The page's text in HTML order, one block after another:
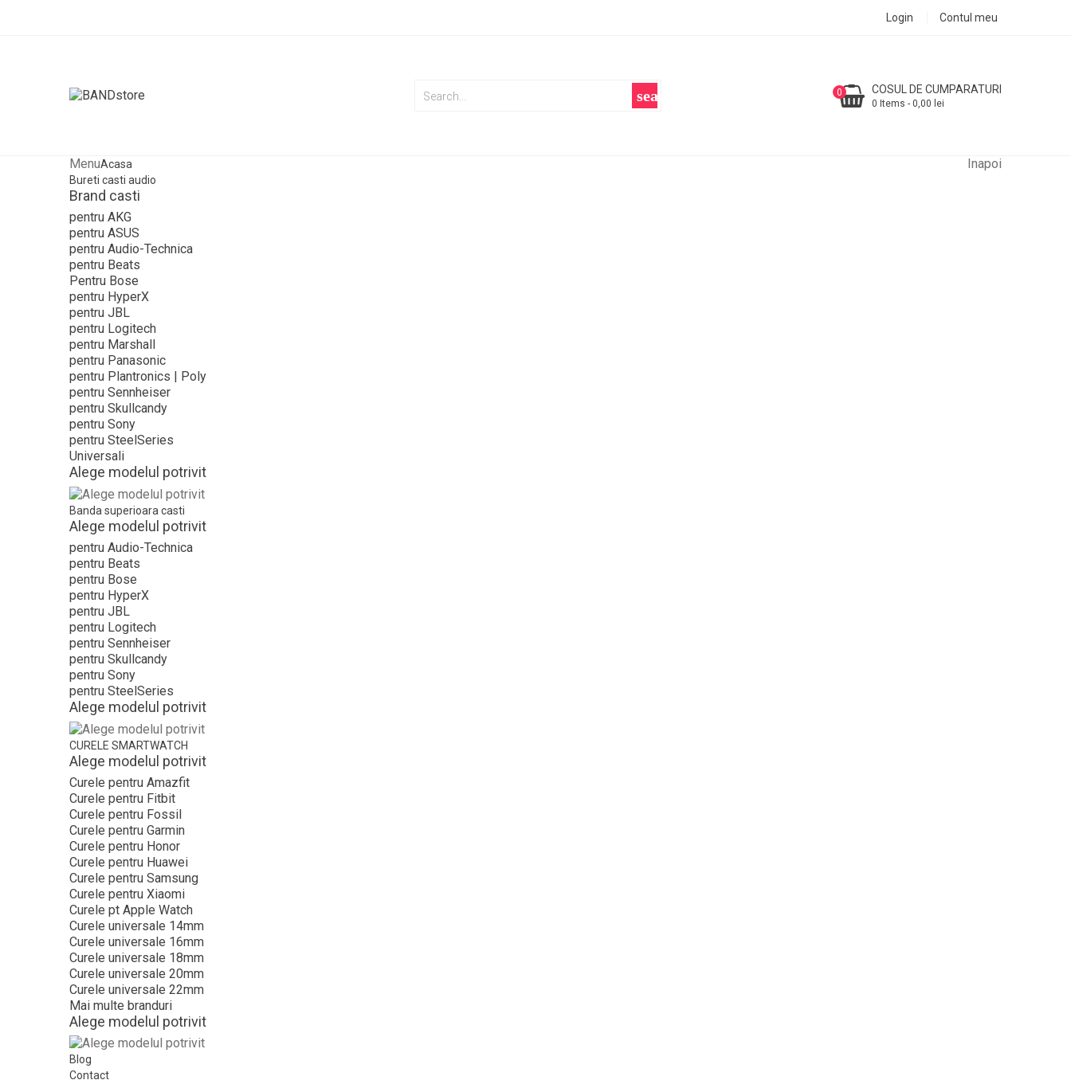
Login Contul meu
search COSUL DE CUMPARATURI
0 Items - 0,00 lei
0
Menu Inapoi
Acasa
Bureti casti audio
Brand casti
pentru AKG
pentru ASUS
pentru Audio-Technica
pentru Beats
Pentru Bose
pentru HyperX
pentru JBL
pentru Logitech
pentru Marshall
pentru Panasonic
pentru Plantronics | Poly
pentru Sennheiser
pentru Skullcandy
pentru Sony
pentru SteelSeries
Universali
Alege modelul potrivit
Banda superioara casti
Alege modelul potrivit
pentru Audio-Technica
pentru Beats
pentru Bose
pentru HyperX
pentru JBL
pentru Logitech
pentru Sennheiser
pentru Skullcandy
pentru Sony
pentru SteelSeries
Alege modelul potrivit
CURELE SMARTWATCH
Alege modelul potrivit
Curele pentru Amazfit
Curele pentru Fitbit
Curele pentru Fossil
Curele pentru Garmin
Curele pentru Honor
Curele pentru Huawei
Curele pentru Samsung
Curele pentru Xiaomi
Curele pt Apple Watch
Curele universale 14mm
Curele universale 16mm
Curele universale 18mm
Curele universale 20mm
Curele universale 22mm
Mai multe branduri
Alege modelul potrivit
Blog
Contact